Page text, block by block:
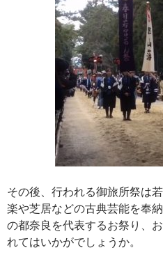
その後、行われる御旅所祭は
楽や芝居などの古典芸能を奉
の都奈良を代表するお祭り、
れてはいかがでしょうか。